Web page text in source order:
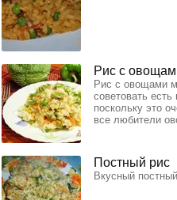
Рис с
Рис с овощами
советовать
поскольку это
все любители
Постный рис
Вкусный